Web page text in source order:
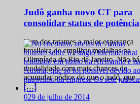
Judô ganha novo CT para
consolidar status de potência
Vem dos tatames a maior esperança
brasileira de empilhar medalhas na
Olimpíada do Rio de Janeiro. Não há
modalidade com mais chances de
acumular pódios do que o judô, que
[…]
029 de julho de 2014